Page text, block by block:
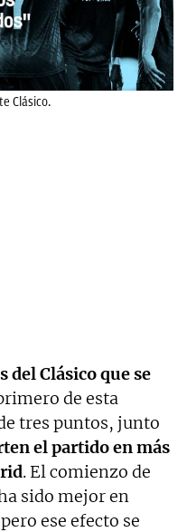
Clásico.
del Clásico que se
de esta
tres puntos, junto
el partido en más
. El comienzo de
sido mejor en
ese efecto se